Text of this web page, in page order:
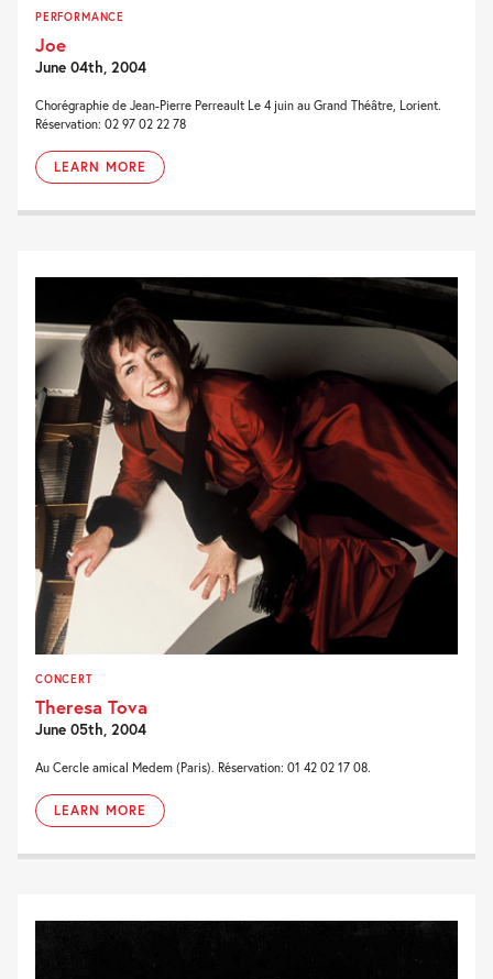
PERFORMANCE
Joe
June 04th, 2004
Chorégraphie de Jean-Pierre Perreault Le 4 juin au Grand Théâtre, Lorient.
Réservation: 02 97 02 22 78
LEARN MORE
CONCERT
Theresa Tova
June 05th, 2004
Au Cercle amical Medem (Paris). Réservation: 01 42 02 17 08.
LEARN MORE